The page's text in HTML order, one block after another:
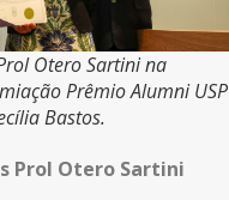
Otero Sartini na
Prêmio Alumni USP
Bastos.
Prol Otero Sartini